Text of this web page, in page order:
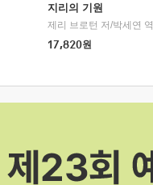
지리의 기원
제리 브로턴 저/박세연 역
17,820원